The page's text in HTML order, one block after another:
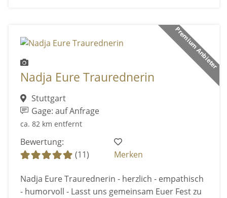
Premium Anbieter
Nadja Eure Traurednerin
Stuttgart
Gage: auf Anfrage
ca. 82 km entfernt
Bewertung:
(11)
Merken
Nadja Eure Traurednerin - herzlich - empathisch
- humorvoll - Lasst uns gemeinsam Euer Fest zu